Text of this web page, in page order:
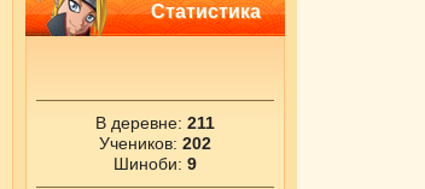
Статистика
В деревне: 211
Учеников: 202
Шиноби: 9